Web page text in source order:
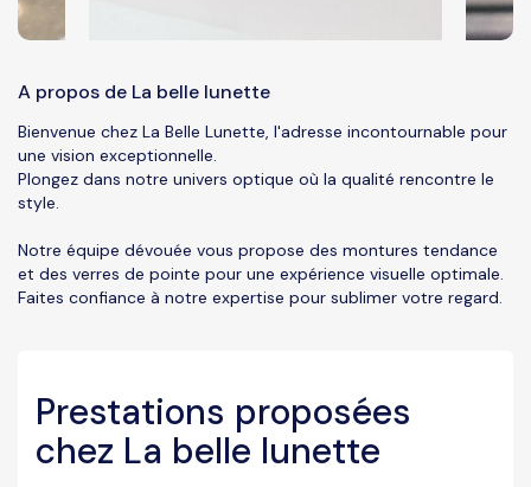
A propos de La belle lunette
Bienvenue chez La Belle Lunette, l'adresse incontournable pour
une vision exceptionnelle.
Plongez dans notre univers optique où la qualité rencontre le
style.
Notre équipe dévouée vous propose des montures tendance
et des verres de pointe pour une expérience visuelle optimale.
Faites confiance à notre expertise pour sublimer votre regard.
Prestations proposées
chez La belle lunette